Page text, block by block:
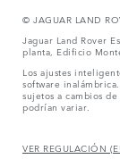
© JAGUAR LAND
Jaguar Land Rover
planta, Edificio
Los ajustes
software
sujetos a cambios
podrían variar.
VER REGULACIÓN